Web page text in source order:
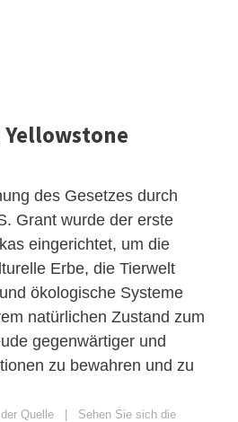
des Gesetzes durch
Grant wurde der erste
eingerichtet, um die
Erbe, die Tierwelt
ökologische Systeme
natürlichen Zustand zum
gegenwärtiger und
zu bewahren und zu
Quelle | Sehen Sie sich die